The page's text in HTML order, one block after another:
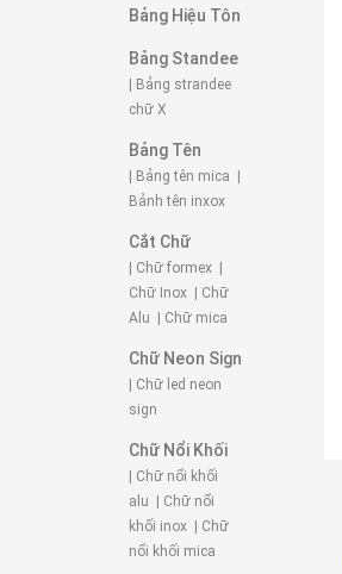
Bảng Hiệu Tôn
Bảng Standee
| Bảng strandee
chữ X
Bảng Tên
| Bảng tên mica
Bảnh tên inxox
Cắt Chữ
| Chữ formex
Chữ Inox
| Chữ
Alu
| Chữ mica
Chữ Neon Sign
| Chữ led neon
sign
Chữ Nổi Khối
| Chữ nổi khối
alu
| Chữ nổi
khối inox
| Chữ
nổi khối mica